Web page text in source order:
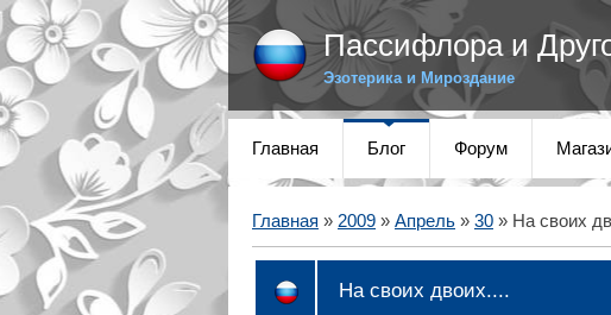
Пассифлора и
Эзотерика и Мироздание
Главная Блог Форум
Главная » 2009 » Апрель » 30 » На своих
На своих двоих....